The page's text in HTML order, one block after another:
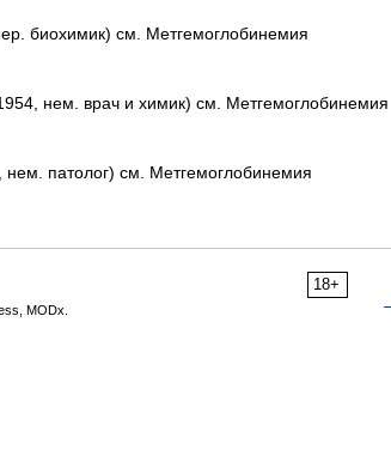
биохимик) см. Метгемоглобинемия
нем. врач и химик) см. Метгемоглобинемия
патолог) см. Метгемоглобинемия
18+
MODx.